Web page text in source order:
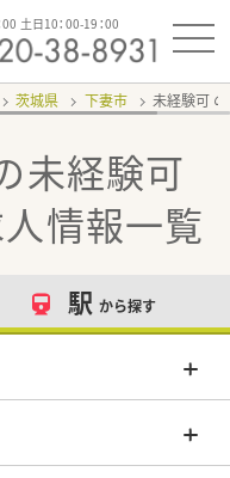
00 土日10：00-19：00
茨城県 下妻市 未経験可
未経験可
情報一覧
駅 から探す